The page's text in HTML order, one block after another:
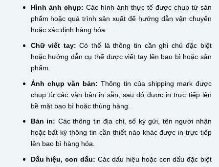
Hình ảnh chụp: Các hình ảnh thực tế được chụp từ sản
phẩm hoặc quá trình sản xuất để hướng dẫn vận chuyển
hoặc xác định hàng hóa.
Chữ viết tay: Có thể là thông tin cần ghi chú đặc biệt
hoặc hướng dẫn cụ thể được viết tay lên bao bì hoặc sản
phẩm.
Ảnh chụp văn bản: Thông tin của shipping mark được
chụp từ các văn bản in sẵn, sau đó được in trực tiếp lên
bề mặt bao bì hoặc thùng hàng.
Bản in: Các thông tin địa chỉ, số ký gửi, tên người nhận
hoặc bất kỳ thông tin cần thiết nào khác được in trực tiếp
lên bao bì hàng hóa.
Dấu hiệu, con dấu: Các dấu hiệu hoặc con dấu đặc biệt